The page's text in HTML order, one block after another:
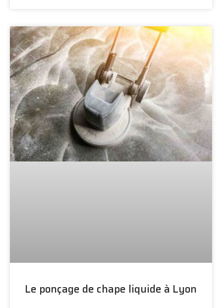
Le ponçage de chape liquide à Lyon